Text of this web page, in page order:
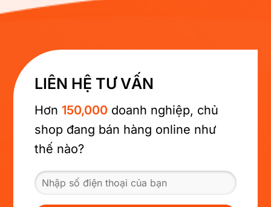
LIÊN HỆ TƯ VẤN
Hơn 150,000 doanh nghiệp, chủ
shop đang bán hàng online như
thế nào?